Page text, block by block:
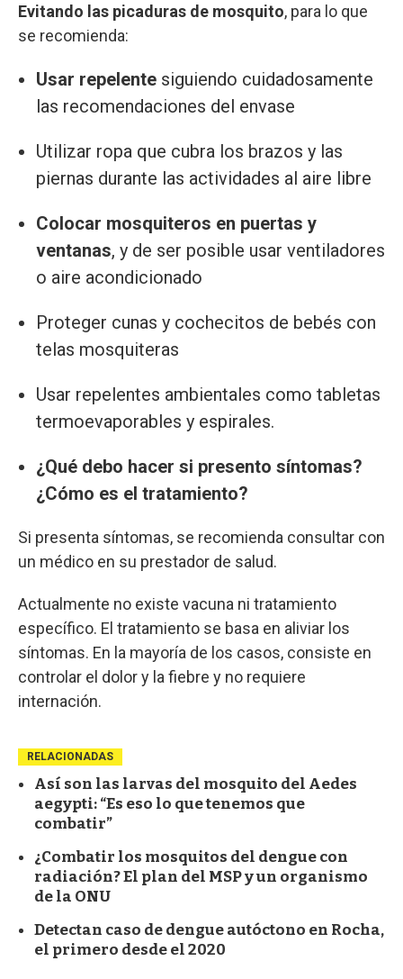
Evitando las picaduras de mosquito, para lo que
se recomienda:
Usar repelente siguiendo cuidadosamente
las recomendaciones del envase
Utilizar ropa que cubra los brazos y las
piernas durante las actividades al aire libre
Colocar mosquiteros en puertas y
ventanas, y de ser posible usar ventiladores
o aire acondicionado
Proteger cunas y cochecitos de bebés con
telas mosquiteras
Usar repelentes ambientales como tabletas
termoevaporables y espirales.
¿Qué debo hacer si presento síntomas?
¿Cómo es el tratamiento?
Si presenta síntomas, se recomienda consultar con
un médico en su prestador de salud.
Actualmente no existe vacuna ni tratamiento
específico. El tratamiento se basa en aliviar los
síntomas. En la mayoría de los casos, consiste en
controlar el dolor y la fiebre y no requiere
internación.
RELACIONADAS
Así son las larvas del mosquito del Aedes
aegypti: “Es eso lo que tenemos que
combatir”
¿Combatir los mosquitos del dengue con
radiación? El plan del MSP y un organismo
de la ONU
Detectan caso de dengue autóctono en Rocha,
el primero desde el 2020